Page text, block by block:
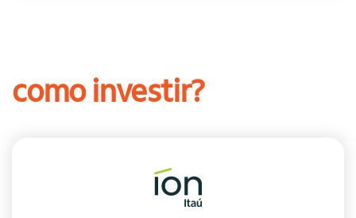
como investir?